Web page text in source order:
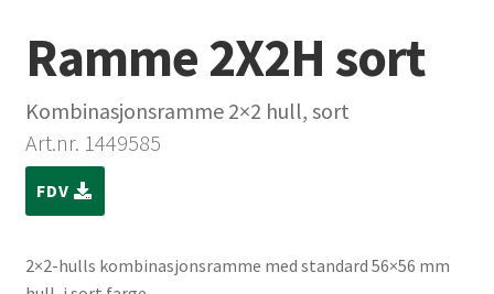
Ramme 2X2H sort
Kombinasjonsramme 2×2 hull, sort
Art.nr. 1449585
FDV
2×2-hulls kombinasjonsramme med standard 56×56 mm